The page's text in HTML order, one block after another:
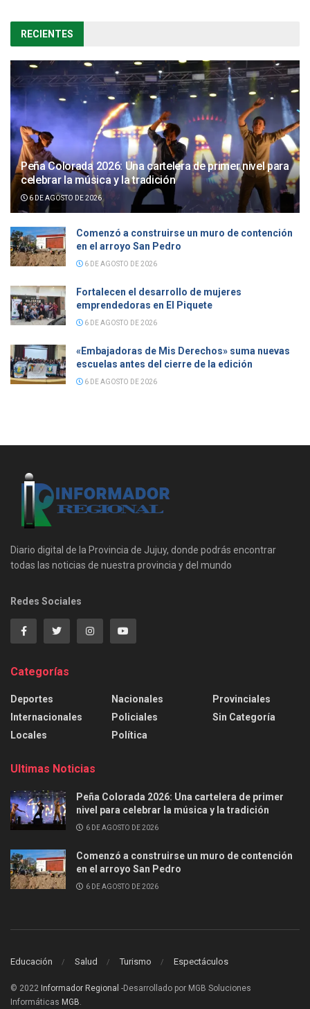
RECIENTES
Peña Colorada 2026: Una cartelera de primer nivel para
celebrar la música y la tradición
6 DE AGOSTO DE 2026
Comenzó a construirse un muro de contención
en el arroyo San Pedro
6 DE AGOSTO DE 2026
Fortalecen el desarrollo de mujeres
emprendedoras en El Piquete
6 DE AGOSTO DE 2026
«Embajadoras de Mis Derechos» suma nuevas
escuelas antes del cierre de la edición
6 DE AGOSTO DE 2026
Diario digital de la Provincia de Jujuy, donde podrás encontrar
todas las noticias de nuestra provincia y del mundo
Redes Sociales
Categorías
Deportes
Internacionales
Locales
Nacionales
Policiales
Política
Provinciales
Sin Categoría
Ultimas Noticias
Peña Colorada 2026: Una cartelera de primer
nivel para celebrar la música y la tradición
6 DE AGOSTO DE 2026
Comenzó a construirse un muro de contención
en el arroyo San Pedro
6 DE AGOSTO DE 2026
Educación Salud Turismo Espectáculos
© 2022 Informador Regional -Desarrollado por MGB Soluciones
Informáticas MGB